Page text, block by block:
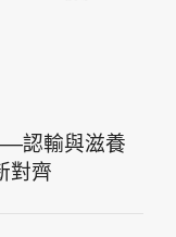
認輸與滋養
對齊